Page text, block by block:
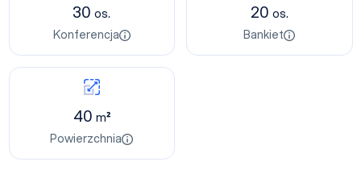
30os.
Konferencja
20 os.
Bankiet
40 m²
Powierzchnia